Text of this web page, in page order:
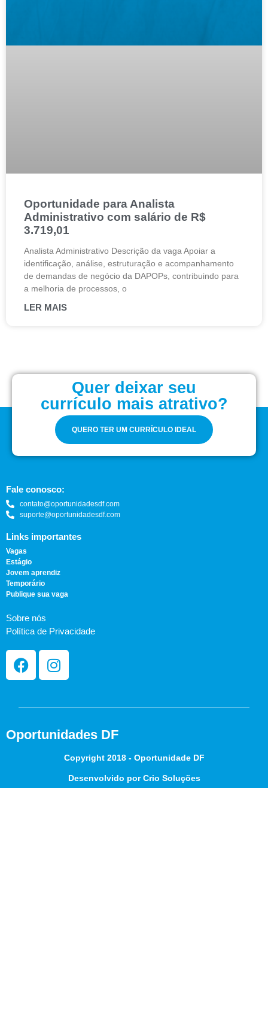
Oportunidade para Analista
Administrativo com salário de R$
3.719,01
Analista Administrativo Descrição da vaga Apoiar a
identificação, análise, estruturação e acompanhamento
de demandas de negócio da DAPOPs, contribuindo para
a melhoria de processos, o
LER MAIS
Quer deixar seu
currículo mais atrativo?
QUERO TER UM CURRÍCULO IDEAL
Fale conosco:
contato@oportunidadesdf.com
suporte@oportunidadesdf.com
Links importantes
Vagas
Estágio
Jovem aprendiz
Temporário
Publique sua vaga
Sobre nós
Política de Privacidade
Oportunidades DF
Copyright 2018 - Oportunidade DF
Desenvolvido por Crio Soluções